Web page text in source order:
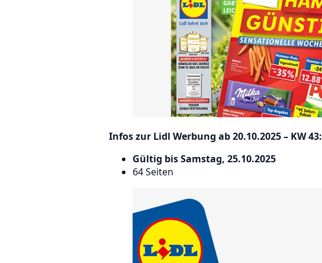
Infos zur Lidl Werbung ab 20.10.2025 – KW 43:
Gültig bis Samstag, 25.10.2025
64 Seiten